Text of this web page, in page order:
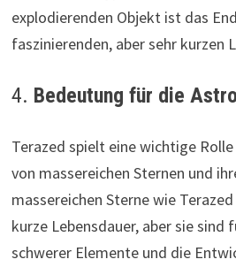
explodierenden Objekt ist das
faszinierenden, aber sehr kurzen
4. Bedeutung für die
Terazed spielt eine wichtige
von massereichen Sternen und
massereichen Sterne wie
kurze Lebensdauer, aber sie sind
schwerer Elemente und die